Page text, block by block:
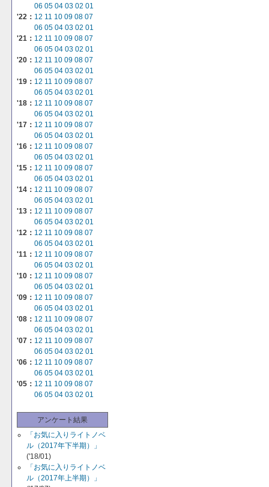
06 05 04 03 02 01
'22： 12 11 10 09 08 07
06 05 04 03 02 01
'21： 12 11 10 09 08 07
06 05 04 03 02 01
'20： 12 11 10 09 08 07
06 05 04 03 02 01
'19： 12 11 10 09 08 07
06 05 04 03 02 01
'18： 12 11 10 09 08 07
06 05 04 03 02 01
'17： 12 11 10 09 08 07
06 05 04 03 02 01
'16： 12 11 10 09 08 07
06 05 04 03 02 01
'15： 12 11 10 09 08 07
06 05 04 03 02 01
'14： 12 11 10 09 08 07
06 05 04 03 02 01
'13： 12 11 10 09 08 07
06 05 04 03 02 01
'12： 12 11 10 09 08 07
06 05 04 03 02 01
'11： 12 11 10 09 08 07
06 05 04 03 02 01
'10： 12 11 10 09 08 07
06 05 04 03 02 01
'09： 12 11 10 09 08 07
06 05 04 03 02 01
'08： 12 11 10 09 08 07
06 05 04 03 02 01
'07： 12 11 10 09 08 07
06 05 04 03 02 01
'06： 12 11 10 09 08 07
06 05 04 03 02 01
'05： 12 11 10 09 08 07
06 05 04 03 02 01
アンケート結果
「お気に入りライトノベ
ル（2017年下半期）」
('18/01)
「お気に入りライトノベ
ル（2017年上半期）」